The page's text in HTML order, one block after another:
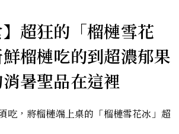
】超狂的「榴槤雪花
榴槤吃的到超濃郁果
暑聖品在這裡
吃，將榴槤端上桌的「榴槤雪花冰」超